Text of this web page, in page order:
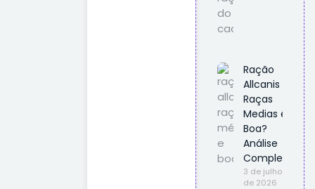
Ração
Allcanis
Raças
Medias é
Boa?
Análise
Completa
3 de julho
de 2026